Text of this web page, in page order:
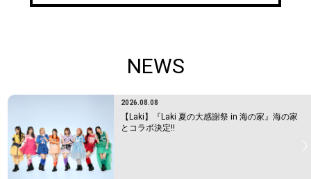
NEWS
2026.08.08
【Laki】『Laki 夏の大感謝祭 in 海の家』海の家
とコラボ決定!!